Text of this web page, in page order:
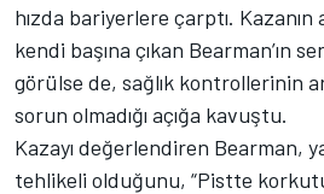
hızda bariyerlere çarptı.
kendi başına çıkan Bearman’ın
görülse de, sağlık kontrollerinin
sorun olmadığı açığa kavuştu.
Kazayı değerlendiren Bearman,
tehlikeli olduğunu, “Pistte